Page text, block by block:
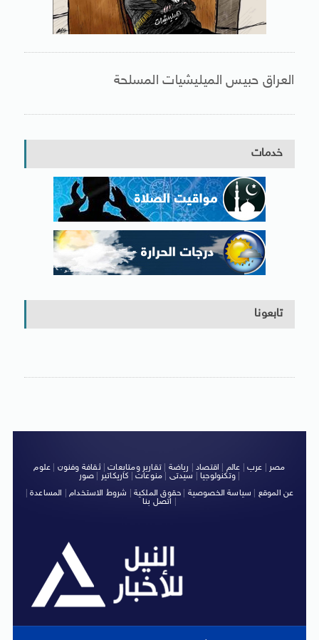
العراق حبيس الميليشيات المسلحة
خدمات
تابعونا
مصر عرب عالم اقتصاد رياضة |تقارير ومتابعات|ثقافة وفنون
علوم
وتكنولوجيا| سيدتى منوعات كاريكاتير صور
|
عن الموقع
سياسة الخصوصية حقوق الملكية شروط الاستخدام| المساعدة|
اتصل بنا